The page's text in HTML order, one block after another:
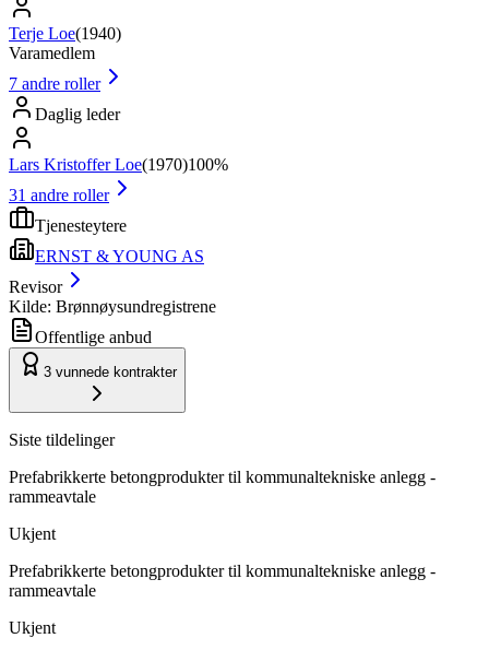
Terje Loe(1940)
Varamedlem
7 andre roller
Daglig leder
Lars Kristoffer Loe(1970)100%
31 andre roller
Tjenesteytere
ERNST & YOUNG AS
Revisor
Kilde: Brønnøysundregistrene
Offentlige anbud
3 vunnede kontrakter
Siste tildelinger
Prefabrikkerte betongprodukter til kommunaltekniske anlegg -
rammeavtale
Ukjent
Prefabrikkerte betongprodukter til kommunaltekniske anlegg -
rammeavtale
Ukjent